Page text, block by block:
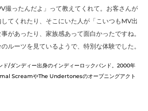
ったんだよ」って教えてくれて。お客さんが
てくれたり、そこにいた人が「こいつもMV出
があったり、家族感あって面白かったですね。
ルーツを見ているようで、特別な体験でした。
/ダンディー出身のインディーロックバンド。2000年
ScreamやThe Undertonesのオープニングアクト